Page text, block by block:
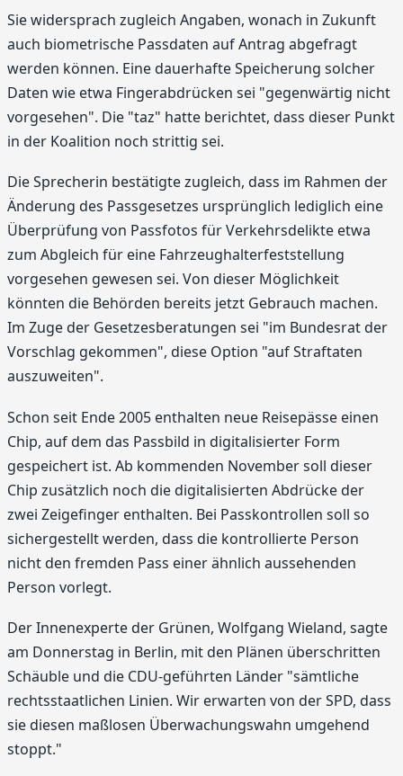
Sie widersprach zugleich Angaben, wonach in Zukunft
auch biometrische Passdaten auf Antrag abgefragt
werden können. Eine dauerhafte Speicherung solcher
Daten wie etwa Fingerabdrücken sei "gegenwärtig nicht
vorgesehen". Die "taz" hatte berichtet, dass dieser Punkt
in der Koalition noch strittig sei.
Die Sprecherin bestätigte zugleich, dass im Rahmen der
Änderung des Passgesetzes ursprünglich lediglich eine
Überprüfung von Passfotos für Verkehrsdelikte etwa
zum Abgleich für eine Fahrzeughalterfeststellung
vorgesehen gewesen sei. Von dieser Möglichkeit
könnten die Behörden bereits jetzt Gebrauch machen.
Im Zuge der Gesetzesberatungen sei "im Bundesrat der
Vorschlag gekommen", diese Option "auf Straftaten
auszuweiten".
Schon seit Ende 2005 enthalten neue Reisepässe einen
Chip, auf dem das Passbild in digitalisierter Form
gespeichert ist. Ab kommenden November soll dieser
Chip zusätzlich noch die digitalisierten Abdrücke der
zwei Zeigefinger enthalten. Bei Passkontrollen soll so
sichergestellt werden, dass die kontrollierte Person
nicht den fremden Pass einer ähnlich aussehenden
Person vorlegt.
Der Innenexperte der Grünen, Wolfgang Wieland, sagte
am Donnerstag in Berlin, mit den Plänen überschritten
Schäuble und die CDU-geführten Länder "sämtliche
rechtsstaatlichen Linien. Wir erwarten von der SPD, dass
sie diesen maßlosen Überwachungswahn umgehend
stoppt."